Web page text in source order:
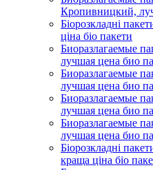
Кропивницкий,
Біорозкладні
ціна біо пакети
Биоразлагаемые
лучшая цена био
Биоразлагаемые
лучшая цена био
Биоразлагаемые
лучшая цена био
Биоразлагаемые
лучшая цена био
Біорозкладні
краща ціна біо